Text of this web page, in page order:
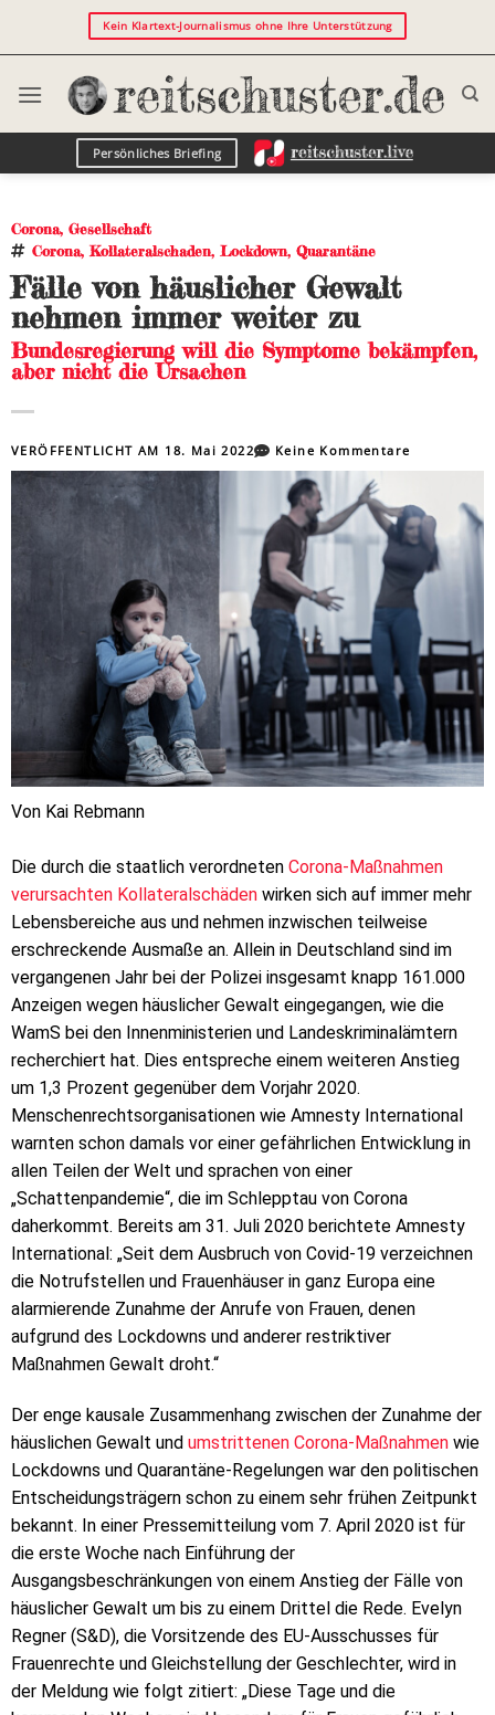
Kein Klartext-Journalismus ohne Ihre Unterstützung
Persönliches Briefing
Corona, Gesellschaft
Corona, Kollateralschaden, Lockdown, Quarantäne
Fälle von häuslicher Gewalt
nehmen immer weiter zu
Bundesregierung will die Symptome bekämpfen,
aber nicht die Ursachen
VERÖFFENTLICHT AM 18. Mai 2022 Keine Kommentare
Von Kai Rebmann
Die durch die staatlich verordneten Corona-Maßnahmen
verursachten Kollateralschäden wirken sich auf immer mehr
Lebensbereiche aus und nehmen inzwischen teilweise
erschreckende Ausmaße an. Allein in Deutschland sind im
vergangenen Jahr bei der Polizei insgesamt knapp 161.000
Anzeigen wegen häuslicher Gewalt eingegangen, wie die
WamS bei den Innenministerien und Landeskriminalämtern
recherchiert hat. Dies entspreche einem weiteren Anstieg
um 1,3 Prozent gegenüber dem Vorjahr 2020.
Menschenrechtsorganisationen wie Amnesty International
warnten schon damals vor einer gefährlichen Entwicklung in
allen Teilen der Welt und sprachen von einer
„Schattenpandemie“, die im Schlepptau von Corona
daherkommt. Bereits am 31. Juli 2020 berichtete Amnesty
International: „Seit dem Ausbruch von Covid-19 verzeichnen
die Notrufstellen und Frauenhäuser in ganz Europa eine
alarmierende Zunahme der Anrufe von Frauen, denen
aufgrund des Lockdowns und anderer restriktiver
Maßnahmen Gewalt droht.“
Der enge kausale Zusammenhang zwischen der Zunahme der
häuslichen Gewalt und umstrittenen Corona-Maßnahmen wie
Lockdowns und Quarantäne-Regelungen war den politischen
Entscheidungsträgern schon zu einem sehr frühen Zeitpunkt
bekannt. In einer Pressemitteilung vom 7. April 2020 ist für
die erste Woche nach Einführung der
Ausgangsbeschränkungen von einem Anstieg der Fälle von
häuslicher Gewalt um bis zu einem Drittel die Rede. Evelyn
Regner (S&D), die Vorsitzende des EU-Ausschusses für
Frauenrechte und Gleichstellung der Geschlechter, wird in
der Meldung wie folgt zitiert: „Diese Tage und die